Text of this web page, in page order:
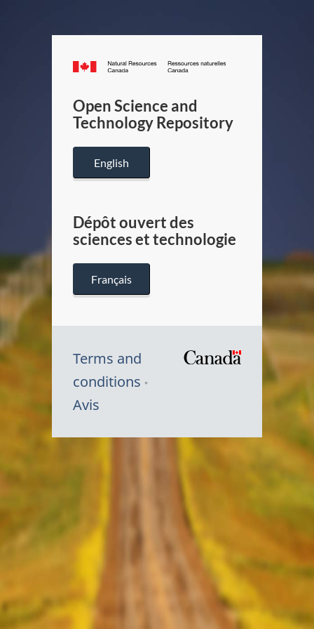
Canada.ca
/
Canada
Open Science and
Technology Repository
English
Dépôt ouvert des
sciences et technologie
Français
Terms and
conditions
Avis
Symbole
Canada